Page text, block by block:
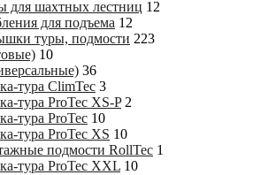
для шахтных лестниц 12
для подъема 12
туры, подмости 223
10
36
тура ClimTec 3
тура ProTec XS-P 2
тура ProTec 10
тура ProTec XS 10
подмости RollTec 1
тура ProTec XXL 10